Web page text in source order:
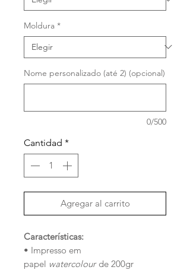
Moldura *
Nome personalizado (até 2) (opcional)
0/500
Cantidad *
Agregar al carrito
Características:
• Impresso em
papel watercolourde 200gr